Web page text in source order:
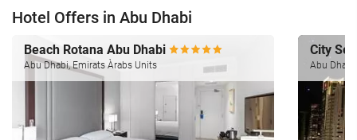
Hotel Offers in Abu Dhabi
Beach Rotana Abu Dhabi
Abu Dhabi, Emirats Àrabs Units
City
Abu